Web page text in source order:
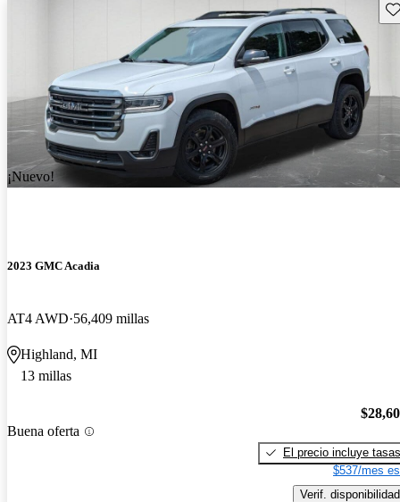
¡Nuevo!
2023 GMC Acadia
AT4 AWD 56,409 millas
Highland, MI
13 millas
Buena oferta
El precio incluye tasas
$537/mes
Verif. disponibilidad